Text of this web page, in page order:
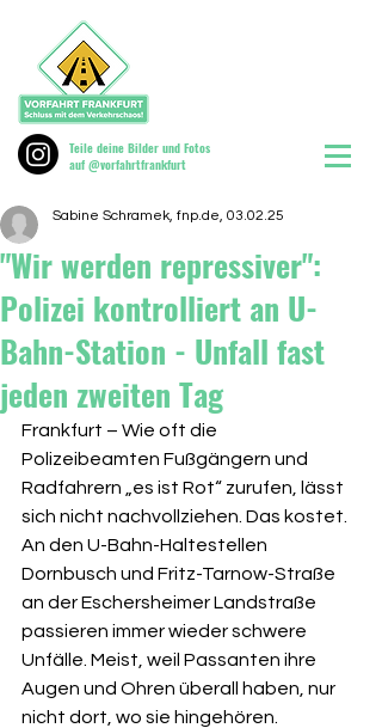
Teile deine Bilder und Fotos
auf @vorfahrtfrankfurt
"Wir werden repressiver":
Polizei kontrolliert an U-
Bahn-Station - Unfall fast
jeden zweiten Tag
Sabine Schramek, fnp.de, 03.02.25
Frankfurt – Wie oft die
Polizeibeamten Fußgängern und
Radfahrern „es ist Rot“ zurufen, lässt
sich nicht nachvollziehen. Das kostet.
An den U-Bahn-Haltestellen
Dornbusch und Fritz-Tarnow-Straße
an der Eschersheimer Landstraße
passieren immer wieder schwere
Unfälle. Meist, weil Passanten ihre
Augen und Ohren überall haben, nur
nicht dort, wo sie hingehören.